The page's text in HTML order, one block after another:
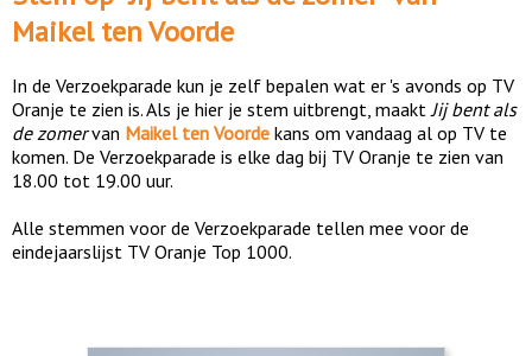
Maikel ten Voorde
In de Verzoekparade kun je zelf bepalen wat er 's avonds op TV
Oranje te zien is. Als je hier je stem uitbrengt, maakt Jij bent als
de zomervan Maikel ten Voorde kans om vandaag al op TV te
komen. De Verzoekparade is elke dag bij TV Oranje te zien van
18.00 tot 19.00 uur.
Alle stemmen voor de Verzoekparade tellen mee voor de
eindejaarslijst TV Oranje Top 1000.